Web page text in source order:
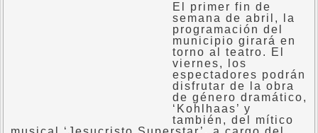
El primer fin de
semana de abril, la
programación del
municipio girará en
torno al teatro. El
viernes, los
espectadores podrán
disfrutar de la obra
de género dramático,
‘Kohlhaas’ y
también, del mítico